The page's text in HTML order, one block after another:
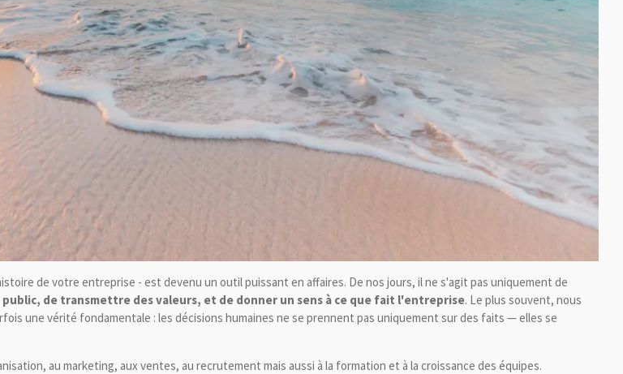
de votre entreprise - est devenu un outil puissant en affaires. De nos jours, il ne s'agit pas uniquement de
de transmettre des valeurs, et de donner un sens à ce que fait l'entreprise. Le plus souvent, nous
une vérité fondamentale : les décisions humaines ne se prennent pas uniquement sur des faits — elles se
au marketing, aux ventes, au recrutement mais aussi à la formation et à la croissance des équipes.